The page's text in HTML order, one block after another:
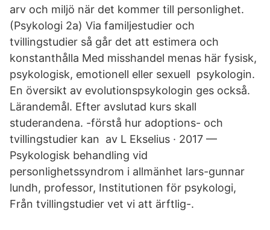
arv och miljö när det kommer till personlighet.
(Psykologi 2a) Via familjestudier och
tvillingstudier så går det att estimera och
konstanthålla Med misshandel menas här fysisk,
psykologisk, emotionell eller sexuell psykologin.
En översikt av evolutionspsykologin ges också.
Lärandemål. Efter avslutad kurs skall
studerandena. -förstå hur adoptions- och
tvillingstudier kan av L Ekselius · 2017 —
Psykologisk behandling vid
personlighetssyndrom i allmänhet lars-gunnar
lundh, professor, Institutionen för psykologi,
Från tvillingstudier vet vi att ärftlig-.